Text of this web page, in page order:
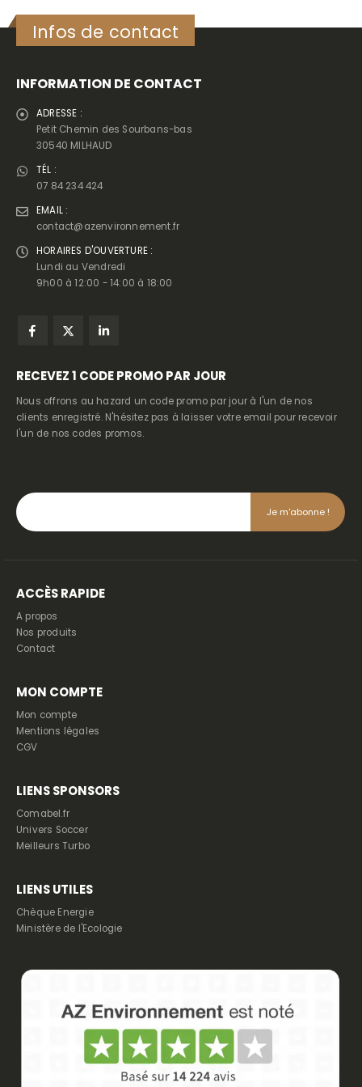
Infos de contact
INFORMATION DE CONTACT
ADRESSE :
Petit Chemin des Sourbans-bas
30540 MILHAUD
TÉL :
07 84 234 424
EMAIL :
contact@azenvironnement.fr
HORAIRES D'OUVERTURE :
Lundi au Vendredi
9h00 à 12:00 - 14:00 à 18:00
RECEVEZ1 CODE PROMO PAR JOUR
Nous offrons au hazard un code promo par jour à l'un de nos
clients enregistré. N'hésitez pas à laisser votre email pour recevoir
l'un de nos codes promos.
ACCÈS RAPIDE
A propos
Nos produits
Contact
MON COMPTE
Mon compte
Mentions légales
CGV
LIENS SPONSORS
Comabel.fr
Univers Soccer
Meilleurs Turbo
LIENS UTILES
Chèque Energie
Ministère de l'Ecologie